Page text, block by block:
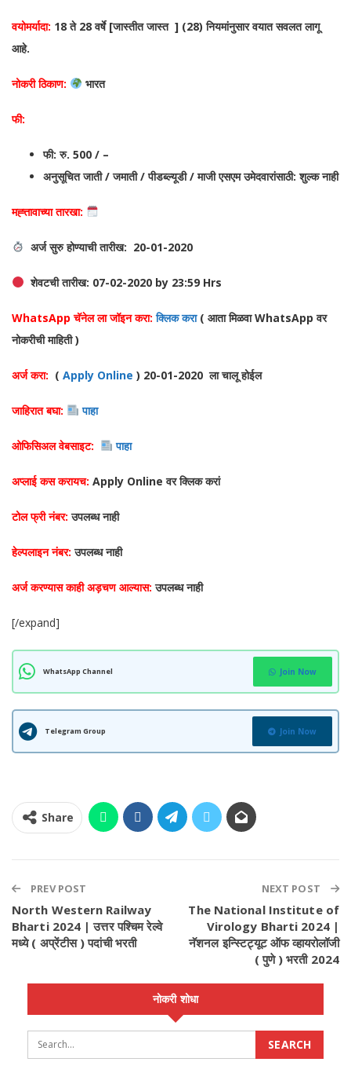
वयोमर्यादा: 18 ते 28 वर्षे [जास्तीत जास्त ] (28) नियमांनुसार वयात सवलत लागू
आहे.
नोकरी ठिकाण: भारत
फी:
फी: रु. 500 / –
अनुसूचित जाती / जमाती / पीडब्ल्यूडी / माजी एसएम उमेदवारांसाठी: शुल्क नाही
मह्त्तावाच्या तारखा:
अर्ज सुरु होण्याची तारीख: 20-01-2020
शेवटचीतारीख: 07-02-2020 by 23:59 Hrs
WhatsApp चॅनेल ला जॉइन करा: क्लिक करा ( आता मिळवा WhatsApp वर
नोकरीची माहिती )
अर्ज करा: ( Apply Online ) 20-01-2020 ला चालू होईल
जाहिरात बघा: पाहा
ओफिसिअल वेबसाइट: पाहा
अप्लाई कस करायच: Apply Online वर क्लिक करां
टोल फ्री नंबर: उपलब्ध नाही
हेल्पलाइन नंबर: उपलब्ध नाही
अर्ज करण्यास काही अड़चण आल्यास: उपलब्ध नाही
[/expand]
WhatsApp Channel Join Now
Telegram Group Join Now
Share
PREV POST
North Western Railway
Bharti 2024 | उत्तर पश्चिम रेल्वे
मध्ये ( अप्रेंटीस ) पदांची भरती
NEXT POST
The National Institute of
Virology Bharti 2024 |
नॅशनल इन्स्टिट्यूट ऑफ व्हायरोलॉजी
( पुणे ) भरती 2024
नोकरी शोधा